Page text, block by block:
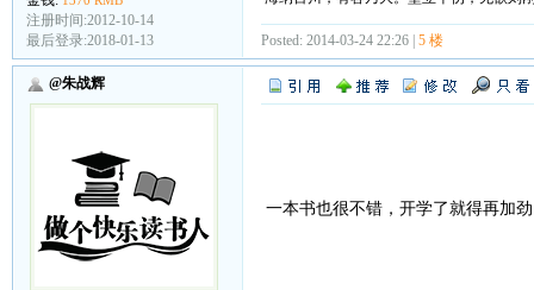
注册时间:2012-10-14
最后登录:2018-01-13
Posted: 2014-03-24 22:26 | 5 楼
@朱战辉
一本书也很不错，开学了就得再加